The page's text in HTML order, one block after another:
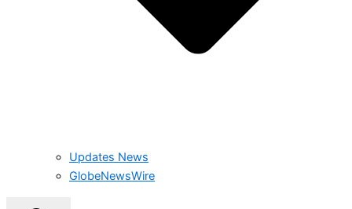
Updates News
GlobeNewsWire